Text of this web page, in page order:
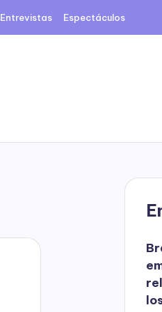
Entrevistas Espectáculos